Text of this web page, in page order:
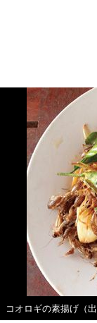
コオロギの素揚げ（